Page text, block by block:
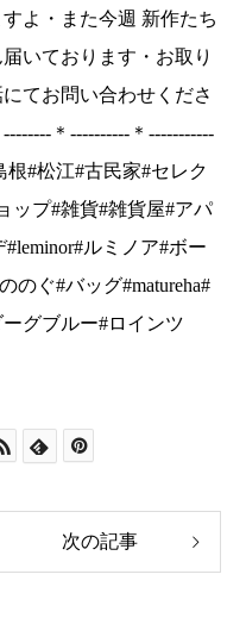
次の記事